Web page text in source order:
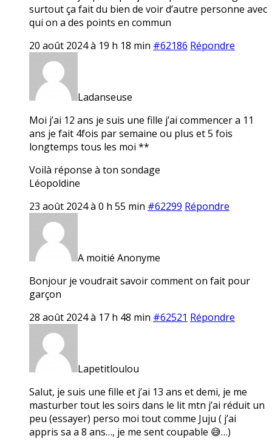
surtout ça fait du bien de voir d’autre personne avec
qui on a des points en commun
20 août 2024 à 19 h 18 min #62186 Répondre
Ladanseuse
Moi j’ai 12 ans je suis une fille j’ai commencer a 11
ans je fait 4fois par semaine ou plus et 5 fois
longtemps tous les moi **
Voilà réponse à ton sondage
Léopoldine
23 août 2024 à 0 h 55 min #62299 Répondre
A moitié Anonyme
Bonjour je voudrait savoir comment on fait pour
garçon
28 août 2024 à 17 h 48 min #62521 Répondre
Lapetitloulou
Salut, je suis une fille et j’ai 13 ans et demi, je me
masturber tout les soirs dans le lit mtn j’ai réduit un
peu (essayer) perso moi tout comme Juju ( j’ai
appris sa a 8 ans…, je me sent coupable 😅…)